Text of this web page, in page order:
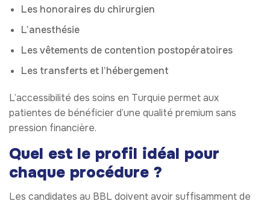
Les honoraires du chirurgien
L’anesthésie
Les vêtements de contention postopératoires
Les transferts et l’hébergement
L’accessibilité des soins en Turquie permet aux
patientes de bénéficier d’une qualité premium sans
pression financière.
Quel est le profil idéal pour
chaque procédure ?
Les candidates au BBL doivent avoir suffisamment de